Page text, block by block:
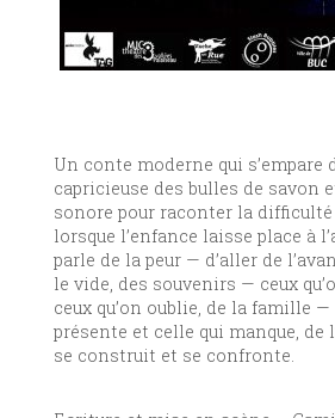
Un conte moderne qui s’empare
capricieuse des bulles de savon
sonore pour raconter la difficulté
lorsque l’enfance laisse place à
parle de la peur — d’aller de
le vide, des souvenirs — ceux
ceux qu’on oublie, de la famille
présente et celle qui manque, de
se construit et se confronte.